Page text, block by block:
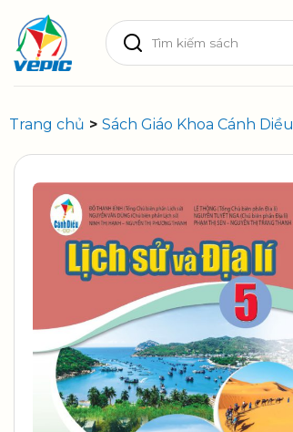
content
Tìm
kiếm:
Trang chủ > Sách Giáo Khoa Cánh Diều